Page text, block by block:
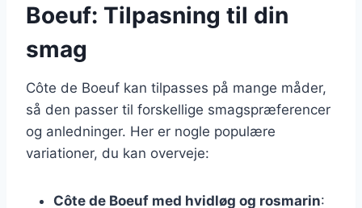
Boeuf: Tilpasning til din
smag
Côte de Boeuf kan tilpasses på mange måder,
så den passer til forskellige smagspræferencer
og anledninger. Her er nogle populære
variationer, du kan overveje:
Côte de Boeuf med hvidløg og rosmarin: